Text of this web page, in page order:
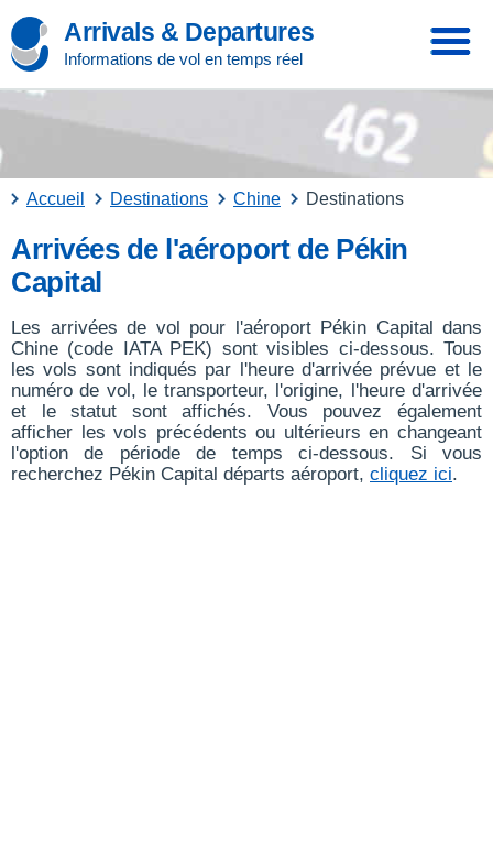
Arrivals & Departures
Informations de vol en temps réel
Accueil Destinations Chine Destinations
Arrivées de l'aéroport de Pékin
Capital
Les arrivées de vol pour l'aéroport Pékin Capital dans
Chine (code IATA PEK) sont visibles ci-dessous. Tous
les vols sont indiqués par l'heure d'arrivée prévue et le
numéro de vol, le transporteur, l'origine, l'heure d'arrivée
et le statut sont affichés. Vous pouvez également
afficher les vols précédents ou ultérieurs en changeant
l'option de période de temps ci-dessous. Si vous
recherchez Pékin Capital départs aéroport, cliquez ici.